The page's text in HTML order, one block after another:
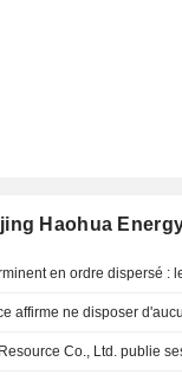
Haohua